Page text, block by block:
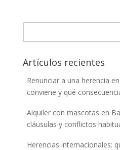
Artículos recientes
Renunciar a una herencia
conviene y qué
Alquiler con mascotas en
cláusulas y conflictos
Herencias internacionales: